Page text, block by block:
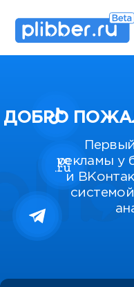
ДОБРО
рекламы у
и